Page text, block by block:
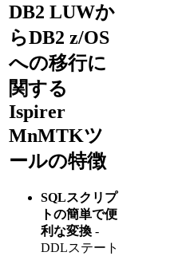
DB2 LUWか
らDB2 z/OS
への移行に
関する
Ispirer
MnMTKツ
ールの特徴
SQLスクリプ
トの簡単で便
利な変換 -
DDLステート